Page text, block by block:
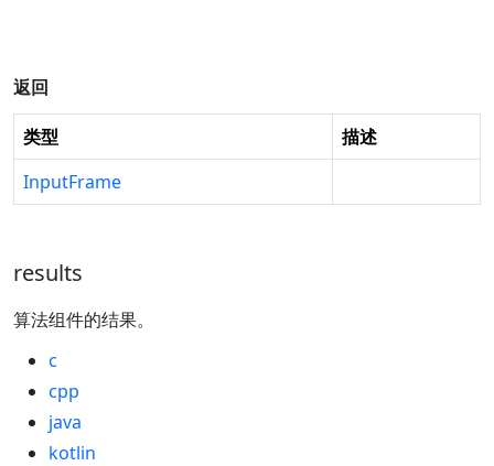
返回
类型
描述
InputFrame
results
算法组件的结果。
c
cpp
java
kotlin